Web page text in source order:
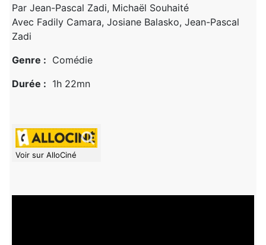
Par Jean-Pascal Zadi, Michaël Souhaité
Avec Fadily Camara, Josiane Balasko, Jean-Pascal
Zadi
Genre : Comédie
Durée : 1h 22mn
Voir sur AlloCiné